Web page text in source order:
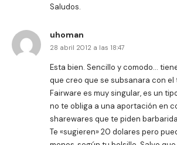
Saludos.
uhoman
28 abril 2012 a las 18:47
Esta bien. Sencillo y comodo…
que creo que se subsanara con el
Fairware es muy singular, es un
no te obliga a una aportación en
sharewares que te piden
Te «sugieren» 20 dolares pero